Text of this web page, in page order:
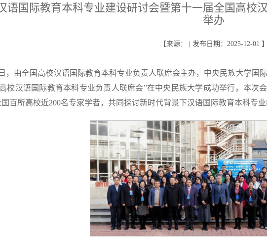
语国际教育本科专业建设研讨会暨第十一届全国高校
举办
【来源： | 发布日期：2025-12-01 】
，由全国高校汉语国际教育本科专业负责人联席会主办，中央民族大学
校汉语国际教育本科专业负责人联席会”在中央民族大学成功举行。本次
百所高校近200名专家学者，共同探讨新时代背景下汉语国际教育本科专业